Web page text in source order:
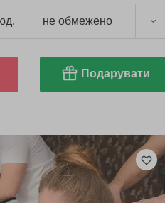
не обмежено
Подарувати